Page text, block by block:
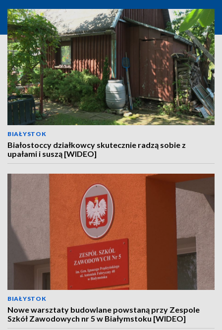
BIAŁYSTOK
Białostoccy działkowcy skutecznie radzą sobie z
upałami i suszą [WIDEO]
BIAŁYSTOK
Nowe warsztaty budowlane powstaną przy Zespole
Szkół Zawodowych nr 5 w Białymstoku [WIDEO]